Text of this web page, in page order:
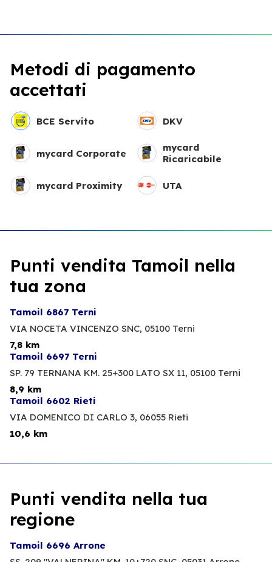
Metodi di pagamento
accettati
BCE Servito DKV
mycard Corporate
mycard
Ricaricabile
mycard Proximity UTA
Punti vendita Tamoil nella
tua zona
Tamoil 6867 Terni
VIA NOCETA VINCENZO SNC, 05100 Terni
7,8 km
Tamoil 6697 Terni
SP. 79 TERNANA KM. 25+300 LATO SX 11, 05100 Terni
8,9 km
Tamoil 6602 Rieti
VIA DOMENICO DI CARLO 3, 06055 Rieti
10,6 km
Punti vendita nella tua
regione
Tamoil 6696 Arrone